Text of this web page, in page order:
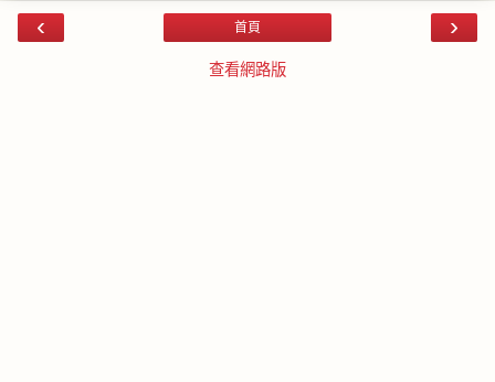
‹ ›
首頁
查看網路版